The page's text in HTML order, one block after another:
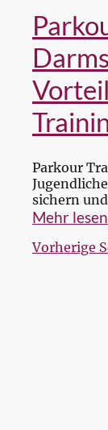
Parkour
sichern
Skills
Mehr lesen
Vorherige